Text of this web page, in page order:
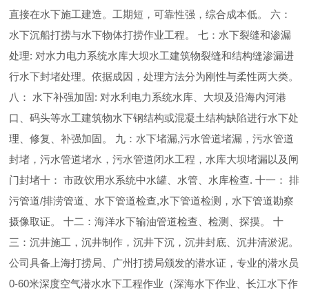
直接在水下施工建造。工期短，可靠性强，综合成本低。 六：
水下沉船打捞与水下物体打捞作业工程。 七：水下裂缝和渗漏
处理: 对水力电力系统水库大坝水工建筑物裂缝和结构缝渗漏进
行水下封堵处理。依据成因，处理方法分为刚性与柔性两大类。
八： 水下补强加固: 对水利电力系统水库、大坝及沿海内河港
口、码头等水工建筑物水下钢结构或混凝土结构缺陷进行水下处
理、修复、补强加固。 九：水下堵漏,污水管道堵漏，污水管道
封堵，污水管道堵水，污水管道闭水工程，水库大坝堵漏以及闸
门封堵十： 市政饮用水系统中水罐、水管、水库检查. 十一： 排
污管道/排涝管道、水下管道检查,水下管道检测，水下管道勘察
摄像取证。 十二：海洋水下输油管道检查、检测、探摸。 十
三：沉井施工，沉井制作，沉井下沉，沉井封底、沉井清淤泥。
公司具备上海打捞局、广州打捞局颁发的潜水证，专业的潜水员
0-60米深度空气潜水水下工程作业（深海水下作业、长江水下作